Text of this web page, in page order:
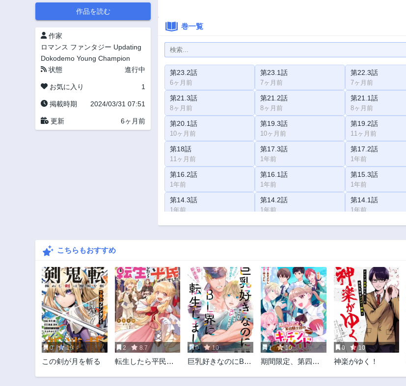
作品を読む
作家
ロマンス ファンタジー Updating
Dokodemo Young Champion
状態
進行中
お気に入り 1
掲載時期 2024/03/31 07:51
更新 6ヶ月前
巻一覧
第23.2話
6ヶ月前
第23.1話
7ヶ月前
第22.3話
7ヶ月前
第21.3話
8ヶ月前
第21.2話
8ヶ月前
第21.1話
8ヶ月前
第20.1話
10ヶ月前
第19.3話
10ヶ月前
第19.2話
11ヶ月前
第18話
11ヶ月前
第17.3話
1年前
第17.2話
1年前
第16.2話
1年前
第16.1話
1年前
第15.3話
1年前
第14.3話
1年前
第14.2話
1年前
第14.1話
1年前
第13.1話 第12.3話 第12.2話
第9.3話
2年前
第9.2話
2年前
第9.1話
2年前
第8.1話
2年前
第7.3話
2年前
第7.2話
2年前
第6.3話
2年前
第6.2話
2年前
第6.1話
2年前
第5.2話
2年前
第5.1話
2年前
第4.3話
2年前
第4話 第3.3話 第3.2話
こちらもおすすめ
0 10
この剣が月を斬る
2 8.7
転生したら平民で
0 10
巨乳好きなのにBL
1 10
期間限定、第四騎
0 10
神楽がゆく！